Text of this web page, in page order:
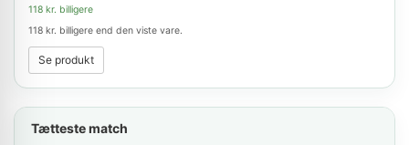
118 kr. billigere
118 kr. billigere end den viste vare.
Se produkt
Tætteste match